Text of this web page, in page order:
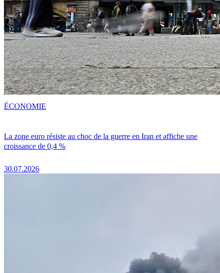
La zone euro résiste au choc de la guerre en Iran et affiche une
croissance de 0,4 %
30.07.2026
ÉCONOMIE